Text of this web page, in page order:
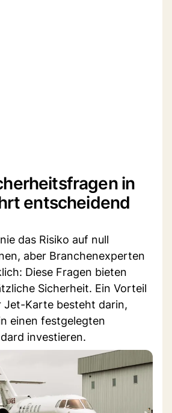
in
entscheidend
das Risiko auf null
aber Branchenexperten
Diese Fragen bieten
Sicherheit. Ein Vorteil
Jet-Karte besteht darin,
einen festgelegten
investieren.